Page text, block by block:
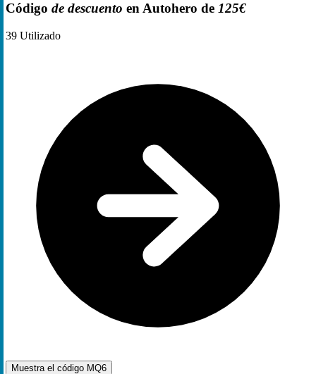
Código de descuento en Autohero de 125€
39 Utilizado
Muestra el código MQ6